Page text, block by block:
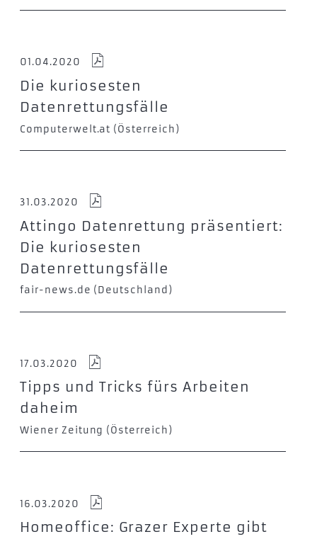
01.04.2020
Die kuriosesten
Datenrettungsfälle
Computerwelt.at (Österreich)
31.03.2020
Attingo Datenrettung präsentiert:
Die kuriosesten
Datenrettungsfälle
fair-news.de (Deutschland)
17.03.2020
Tipps und Tricks fürs Arbeiten
daheim
Wiener Zeitung (Österreich)
16.03.2020
Homeoffice: Grazer Experte gibt